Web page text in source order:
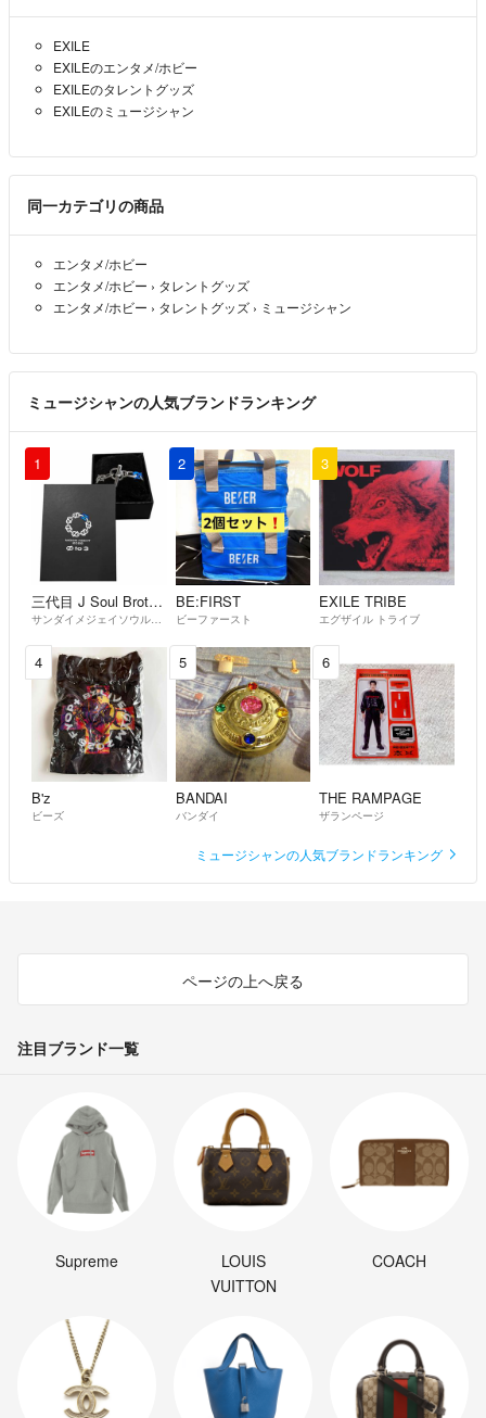
EXILE
EXILEのエンタメ/ホビー
EXILEのタレントグッズ
EXILEのミュージシャン
同一カテゴリの商品
エンタメ/ホビー
エンタメ/ホビー › タレントグッズ
エンタメ/ホビー › タレントグッズ › ミュージシャン
ミュージシャンの人気ブランドランキング
1
三代目 J Soul Brothers
サンダイメジェイソウルブラザーズ
2
BE:FIRST
ビーファースト
3
EXILE TRIBE
エグザイル トライブ
4
B'z
ビーズ
5
BANDAI
バンダイ
6
THE RAMPAGE
ザランページ
ミュージシャンの人気ブランドランキング
ページの上へ戻る
注目ブランド一覧
Supreme
LOUIS
VUITTON
COACH